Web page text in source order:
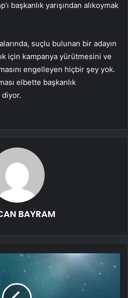
başkanlık yarışından alıkoymak
suçlu bulunan bir adayın
için kampanya yürütmesini ve
engelleyen hiçbir şey yok.
elbette başkanlık
diyor.
BAYRAM